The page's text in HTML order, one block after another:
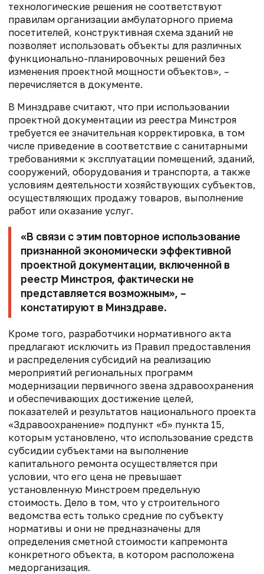
технологические решения не соответствуют
правилам организации амбулаторного приема
посетителей, конструктивная схема зданий не
позволяет использовать объекты для различных
функционально-планировочных решений без
изменения проектной мощности объектов», –
перечисляется в документе.
В Минздраве считают, что при использовании
проектной документации из реестра Минстроя
требуется ее значительная корректировка, в том
числе приведение в соответствие с санитарными
требованиями к эксплуатации помещений, зданий,
сооружений, оборудования и транспорта, а также
условиям деятельности хозяйствующих субъектов,
осуществляющих продажу товаров, выполнение
работ или оказание услуг.
«В связи с этим повторное использование
признанной экономически эффективной
проектной документации, включенной в
реестр Минстроя, фактически не
представляется возможным», –
констатируют в Минздраве.
Кроме того, разработчики нормативного акта
предлагают исключить из Правил предоставления
и распределения субсидий на реализацию
мероприятий региональных программ
модернизации первичного звена здравоохранения
и обеспечивающих достижение целей,
показателей и результатов национального проекта
«Здравоохранение» подпункт «б» пункта 15,
которым установлено, что использование средств
субсидии субъектами на выполнение
капитального ремонта осуществляется при
условии, что его цена не превышает
установленную Минстроем предельную
стоимость. Дело в том, что у строительного
ведомства есть только средние по субъекту
нормативы и они не предназначены для
определения сметной стоимости капремонта
конкретного объекта, в котором расположена
медорганизация.